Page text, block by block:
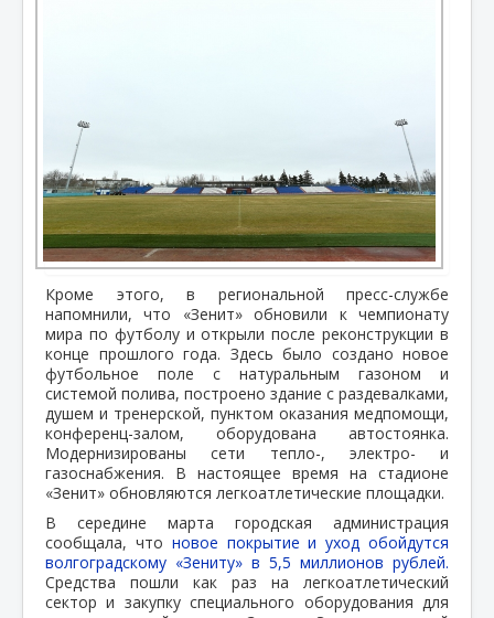
Кроме этого, в региональной пресс-службе
напомнили, что «Зенит» обновили к чемпионату
мира по футболу и открыли после реконструкции в
конце прошлого года. Здесь было создано новое
футбольное поле с натуральным газоном и
системой полива, построено здание с раздевалками,
душем и тренерской, пунктом оказания медпомощи,
конференц-залом, оборудована автостоянка.
Модернизированы сети тепло-, электро- и
газоснабжения. В настоящее время на стадионе
«Зенит» обновляются легкоатлетические площадки.
В середине марта городская администрация
сообщала, что новое покрытие и уход обойдутся
волгоградскому «Зениту» в 5,5 миллионов рублей.
Средства пошли как раз на легкоатлетический
сектор и закупку специального оборудования для